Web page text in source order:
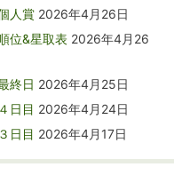
人賞 2026年4月26日
&星取表 2026年4月26
終日 2026年4月25日
日目 2026年4月24日
日目 2026年4月17日